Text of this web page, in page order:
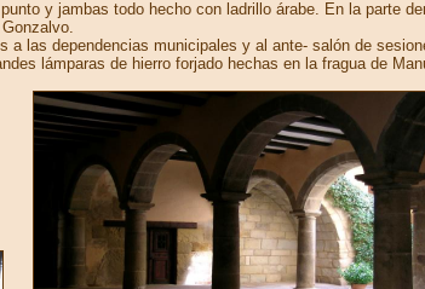
y jambas todo hecho con ladrillo árabe. En la parte
a las dependencias municipales y al ante- salón de
lámparas de hierro forjado hechas en la fragua de